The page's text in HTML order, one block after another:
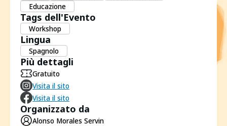
Educazione
Tags dell'Evento
Workshop
Lingua
Spagnolo
Più dettagli
Gratuito
Visita il sito
Visita il sito
Organizzato da
Alonso Morales Servin